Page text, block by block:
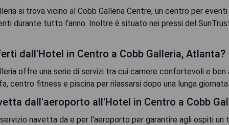
si trova vicino al Cobb Galleria Centre, un centro per
durante tutto l'anno. Inoltre è situato nei pressi del
dall'Hotel in Centro a Cobb Galleria, Atlanta?
offre una serie di servizi tra cui camere confortevoli e
centro fitness e piscina per rilassarsi dopo una lunga
dall'aeroporto all'Hotel in Centro a Cobb
navetta da e per l'aeroporto per garantire agli ospiti